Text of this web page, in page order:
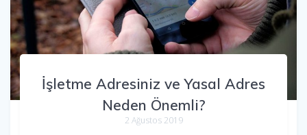
İşletme Adresiniz ve Yasal Adres
Neden Önemli?
2 Ağustos 2019